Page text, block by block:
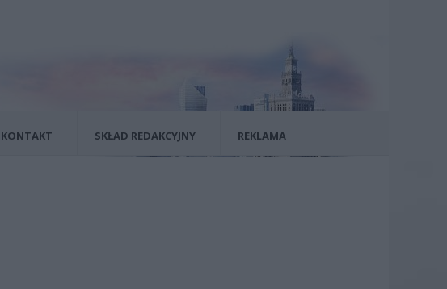
KONTAKT SKŁAD REDAKCYJNY REKLAMA